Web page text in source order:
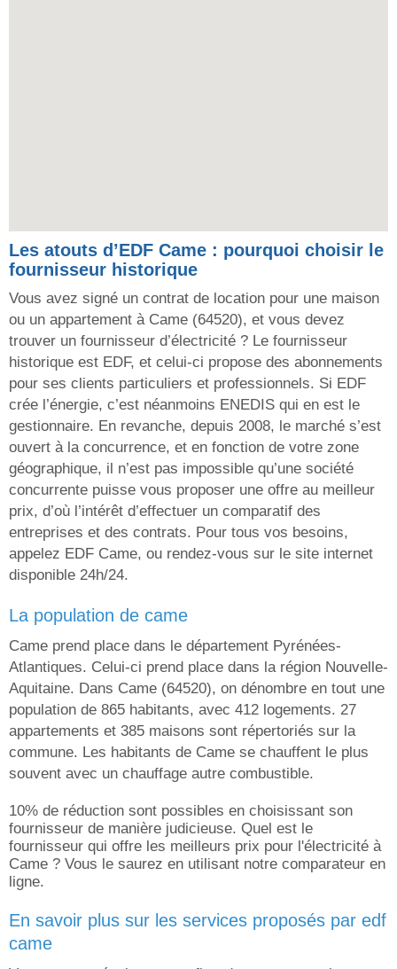
Les atouts d’EDF Came : pourquoi choisir le
fournisseur historique
Vous avez signé un contrat de location pour une maison
ou un appartement à Came (64520), et vous devez
trouver un fournisseur d’électricité ? Le fournisseur
historique est EDF, et celui-ci propose des abonnements
pour ses clients particuliers et professionnels. Si EDF
crée l’énergie, c’est néanmoins ENEDIS qui en est le
gestionnaire. En revanche, depuis 2008, le marché s’est
ouvert à la concurrence, et en fonction de votre zone
géographique, il n’est pas impossible qu’une société
concurrente puisse vous proposer une offre au meilleur
prix, d’où l’intérêt d’effectuer un comparatif des
entreprises et des contrats. Pour tous vos besoins,
appelez EDF Came, ou rendez-vous sur le site internet
disponible 24h/24.
la population de came
Came prend place dans le département Pyrénées-
Atlantiques. Celui-ci prend place dans la région Nouvelle-
Aquitaine. Dans Came (64520), on dénombre en tout une
population de 865 habitants, avec 412 logements. 27
appartements et 385 maisons sont répertoriés sur la
commune. Les habitants de Came se chauffent le plus
souvent avec un chauffage autre combustible.
10% de réduction sont possibles en choisissant son
fournisseur de manière judicieuse. Quel est le
fournisseur qui offre les meilleurs prix pour l'électricité à
Came ? Vous le saurez en utilisant notre comparateur en
ligne.
en savoir plus sur les services proposés par edf
came